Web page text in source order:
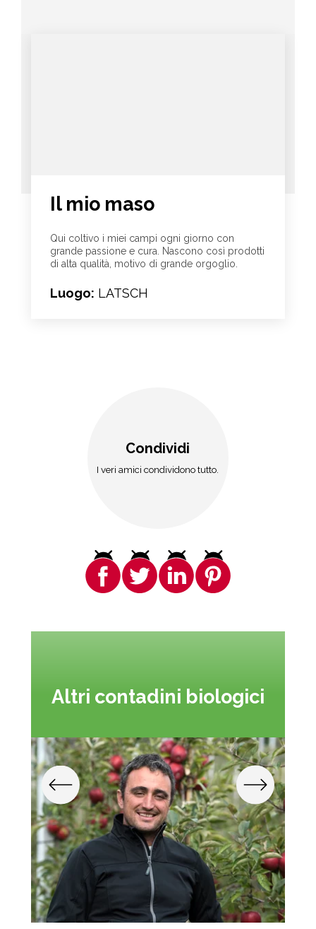
Il mio maso
Qui coltivo i miei campi ogni giorno con
grande passione e cura. Nascono così prodotti
di alta qualità, motivo di grande orgoglio.
Luogo: LATSCH
Condividi
I veri amici condividono tutto.
Altri contadini biologici